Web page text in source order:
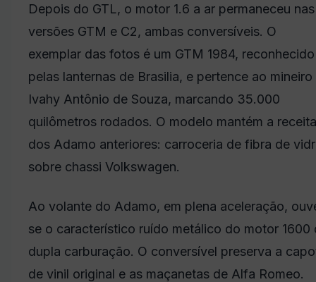
Depois do GTL, o motor 1.6 a ar permaneceu nas
versões GTM e C2, ambas conversíveis. O
exemplar das fotos é um GTM 1984, reconhecido
pelas lanternas de Brasilia, e pertence ao mineiro
Ivahy Antônio de Souza, marcando 35.000
quilômetros rodados. O modelo mantém a receita
dos Adamo anteriores: carroceria de fibra de
sobre chassi Volkswagen.
Ao volante do Adamo, em plena aceleração,
se o característico ruído metálico do motor 1600
dupla carburação. O conversível preserva a
de vinil original e as maçanetas de Alfa Romeo.